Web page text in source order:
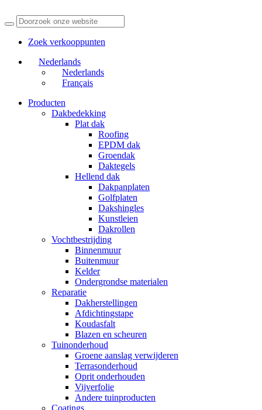
Zoek verkooppunten
Nederlands
Nederlands
Français
Producten
Dakbedekking
Plat dak
Roofing
EPDM dak
Groendak
Daktegels
Hellend dak
Dakpanplaten
Golfplaten
Dakshingles
Kunstleien
Dakrollen
Vochtbestrijding
Binnenmuur
Buitenmuur
Kelder
Ondergrondse materialen
Reparatie
Dakherstellingen
Afdichtingstape
Koudasfalt
Blazen en scheuren
Tuinonderhoud
Groene aanslag verwijderen
Terrasonderhoud
Oprit onderhouden
Vijverfolie
Andere tuinproducten
Coatings